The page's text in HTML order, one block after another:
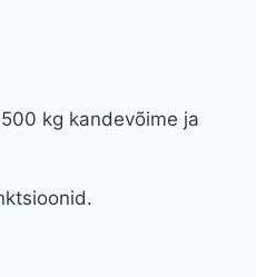
kg kandevõime ja